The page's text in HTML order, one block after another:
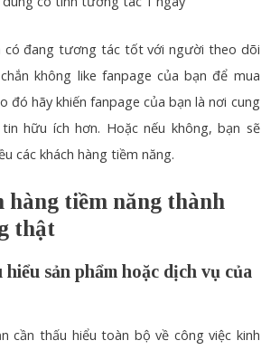
có đang tương tác tốt với người theo dõi
không like fanpage của bạn để mua
đó hãy khiến fanpage của bạn là nơi cung
hữu ích hơn. Hoặc nếu không, bạn sẽ
các khách hàng tiềm năng.
hàng tiềm năng thành
thật
sản phẩm hoặc dịch vụ của
cần thấu hiểu toàn bộ về công việc kinh